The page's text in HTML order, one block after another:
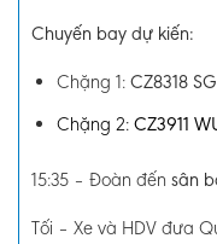
Chuyến bay dự kiến:
Chặng 1:CZ8318
Chặng 2:CZ3911
15:35 – Đoàn đến sân
Tối – Xe và HDV đưa